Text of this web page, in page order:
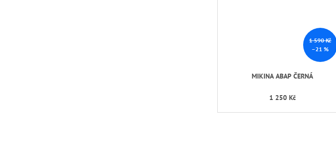
1 590 Kč
–21 %
MIKINA ABAP ČERNÁ
1 250 Kč